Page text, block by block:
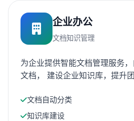
企业办公
文档知识管理
为企业提供智能文档管理服务
文档， 建设企业知识库，提升
文档自动分类
知识库建设